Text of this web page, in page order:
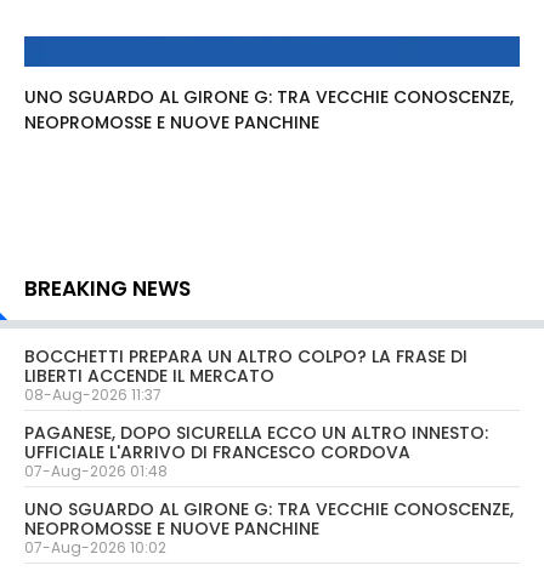
UNO SGUARDO AL GIRONE G: TRA VECCHIE CONOSCENZE,
NEOPROMOSSE E NUOVE PANCHINE
BREAKING NEWS
BOCCHETTI PREPARA UN ALTRO COLPO? LA FRASE DI
LIBERTI ACCENDE IL MERCATO
08-Aug-2026 11:37
PAGANESE, DOPO SICURELLA ECCO UN ALTRO INNESTO:
UFFICIALE L'ARRIVO DI FRANCESCO CORDOVA
07-Aug-2026 01:48
UNO SGUARDO AL GIRONE G: TRA VECCHIE CONOSCENZE,
NEOPROMOSSE E NUOVE PANCHINE
07-Aug-2026 10:02